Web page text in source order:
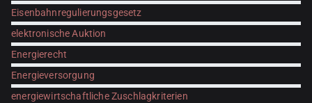
Eisenbahnregulierungsgesetz
elektronische Auktion
Energierecht
Energieversorgung
energiewirtschaftliche Zuschlagkriterien